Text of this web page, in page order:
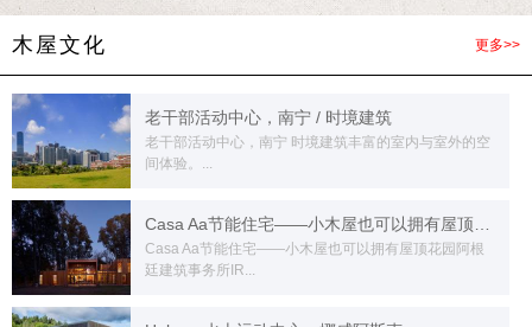
木屋文化 更多>>
老干部活动中心，南宁 / 时境建筑
老干部活动中心，南宁 时境建筑丰富的室内与室外的空
间体验。...
Casa Aa节能住宅——小木屋也可以拥有屋顶花园阿根
廷建筑事务所IR...